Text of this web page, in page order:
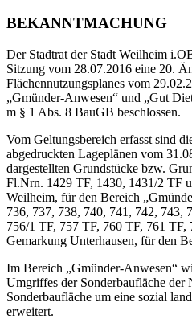
BEKANNTMACHUNG
Der Stadtrat der Stadt Weilheim
Sitzung vom 28.07.2016 eine 20.
Flächennutzungsplanes vom
„Gmünder-Anwesen“ und „Gut
m § 1 Abs. 8 BauGB beschlossen.
Vom Geltungsbereich erfasst sind
abgedruckten Lageplänen vom
dargestellten Grundstücke bzw.
Fl.Nrn. 1429 TF, 1430, 1431/2 TF
Weilheim, für den Bereich
736, 737, 738, 740, 741, 742, 743,
756/1 TF, 757 TF, 760 TF, 761 TF,
Gemarkung Unterhausen, für den
Im Bereich „Gmünder-Anwesen“
Umgriffes der Sonderbaufläche der
Sonderbaufläche um eine sozial
erweitert.